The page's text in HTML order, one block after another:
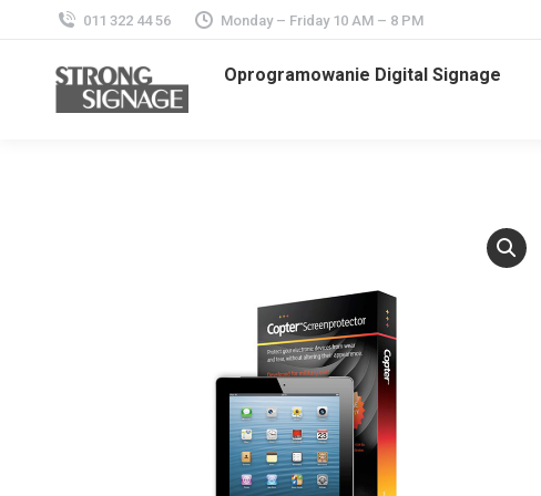
011 322 44 56 Monday – Friday 10 AM – 8 PM
Oprogramowanie Digital Signage